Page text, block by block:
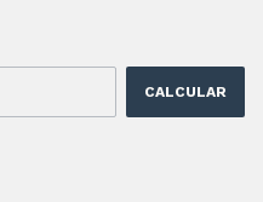
CALCULAR